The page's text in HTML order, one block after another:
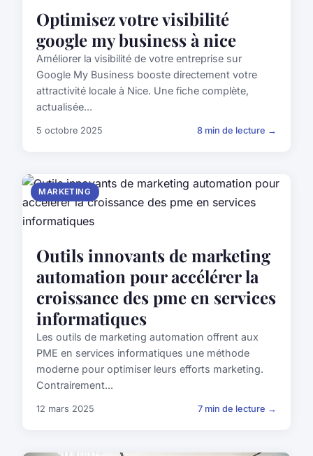
Optimisez votre visibilité
google my business à nice
Améliorer la visibilité de votre entreprise sur
Google My Business booste directement votre
attractivité locale à Nice. Une fiche complète,
actualisée...
5 octobre 2025 8 min de lecture →
MARKETING
Outils innovants de marketing
automation pour accélérer la
croissance des pme en services
informatiques
Les outils de marketing automation offrent aux
PME en services informatiques une méthode
moderne pour optimiser leurs efforts marketing.
Contrairement...
12 mars 2025 7 min de lecture →